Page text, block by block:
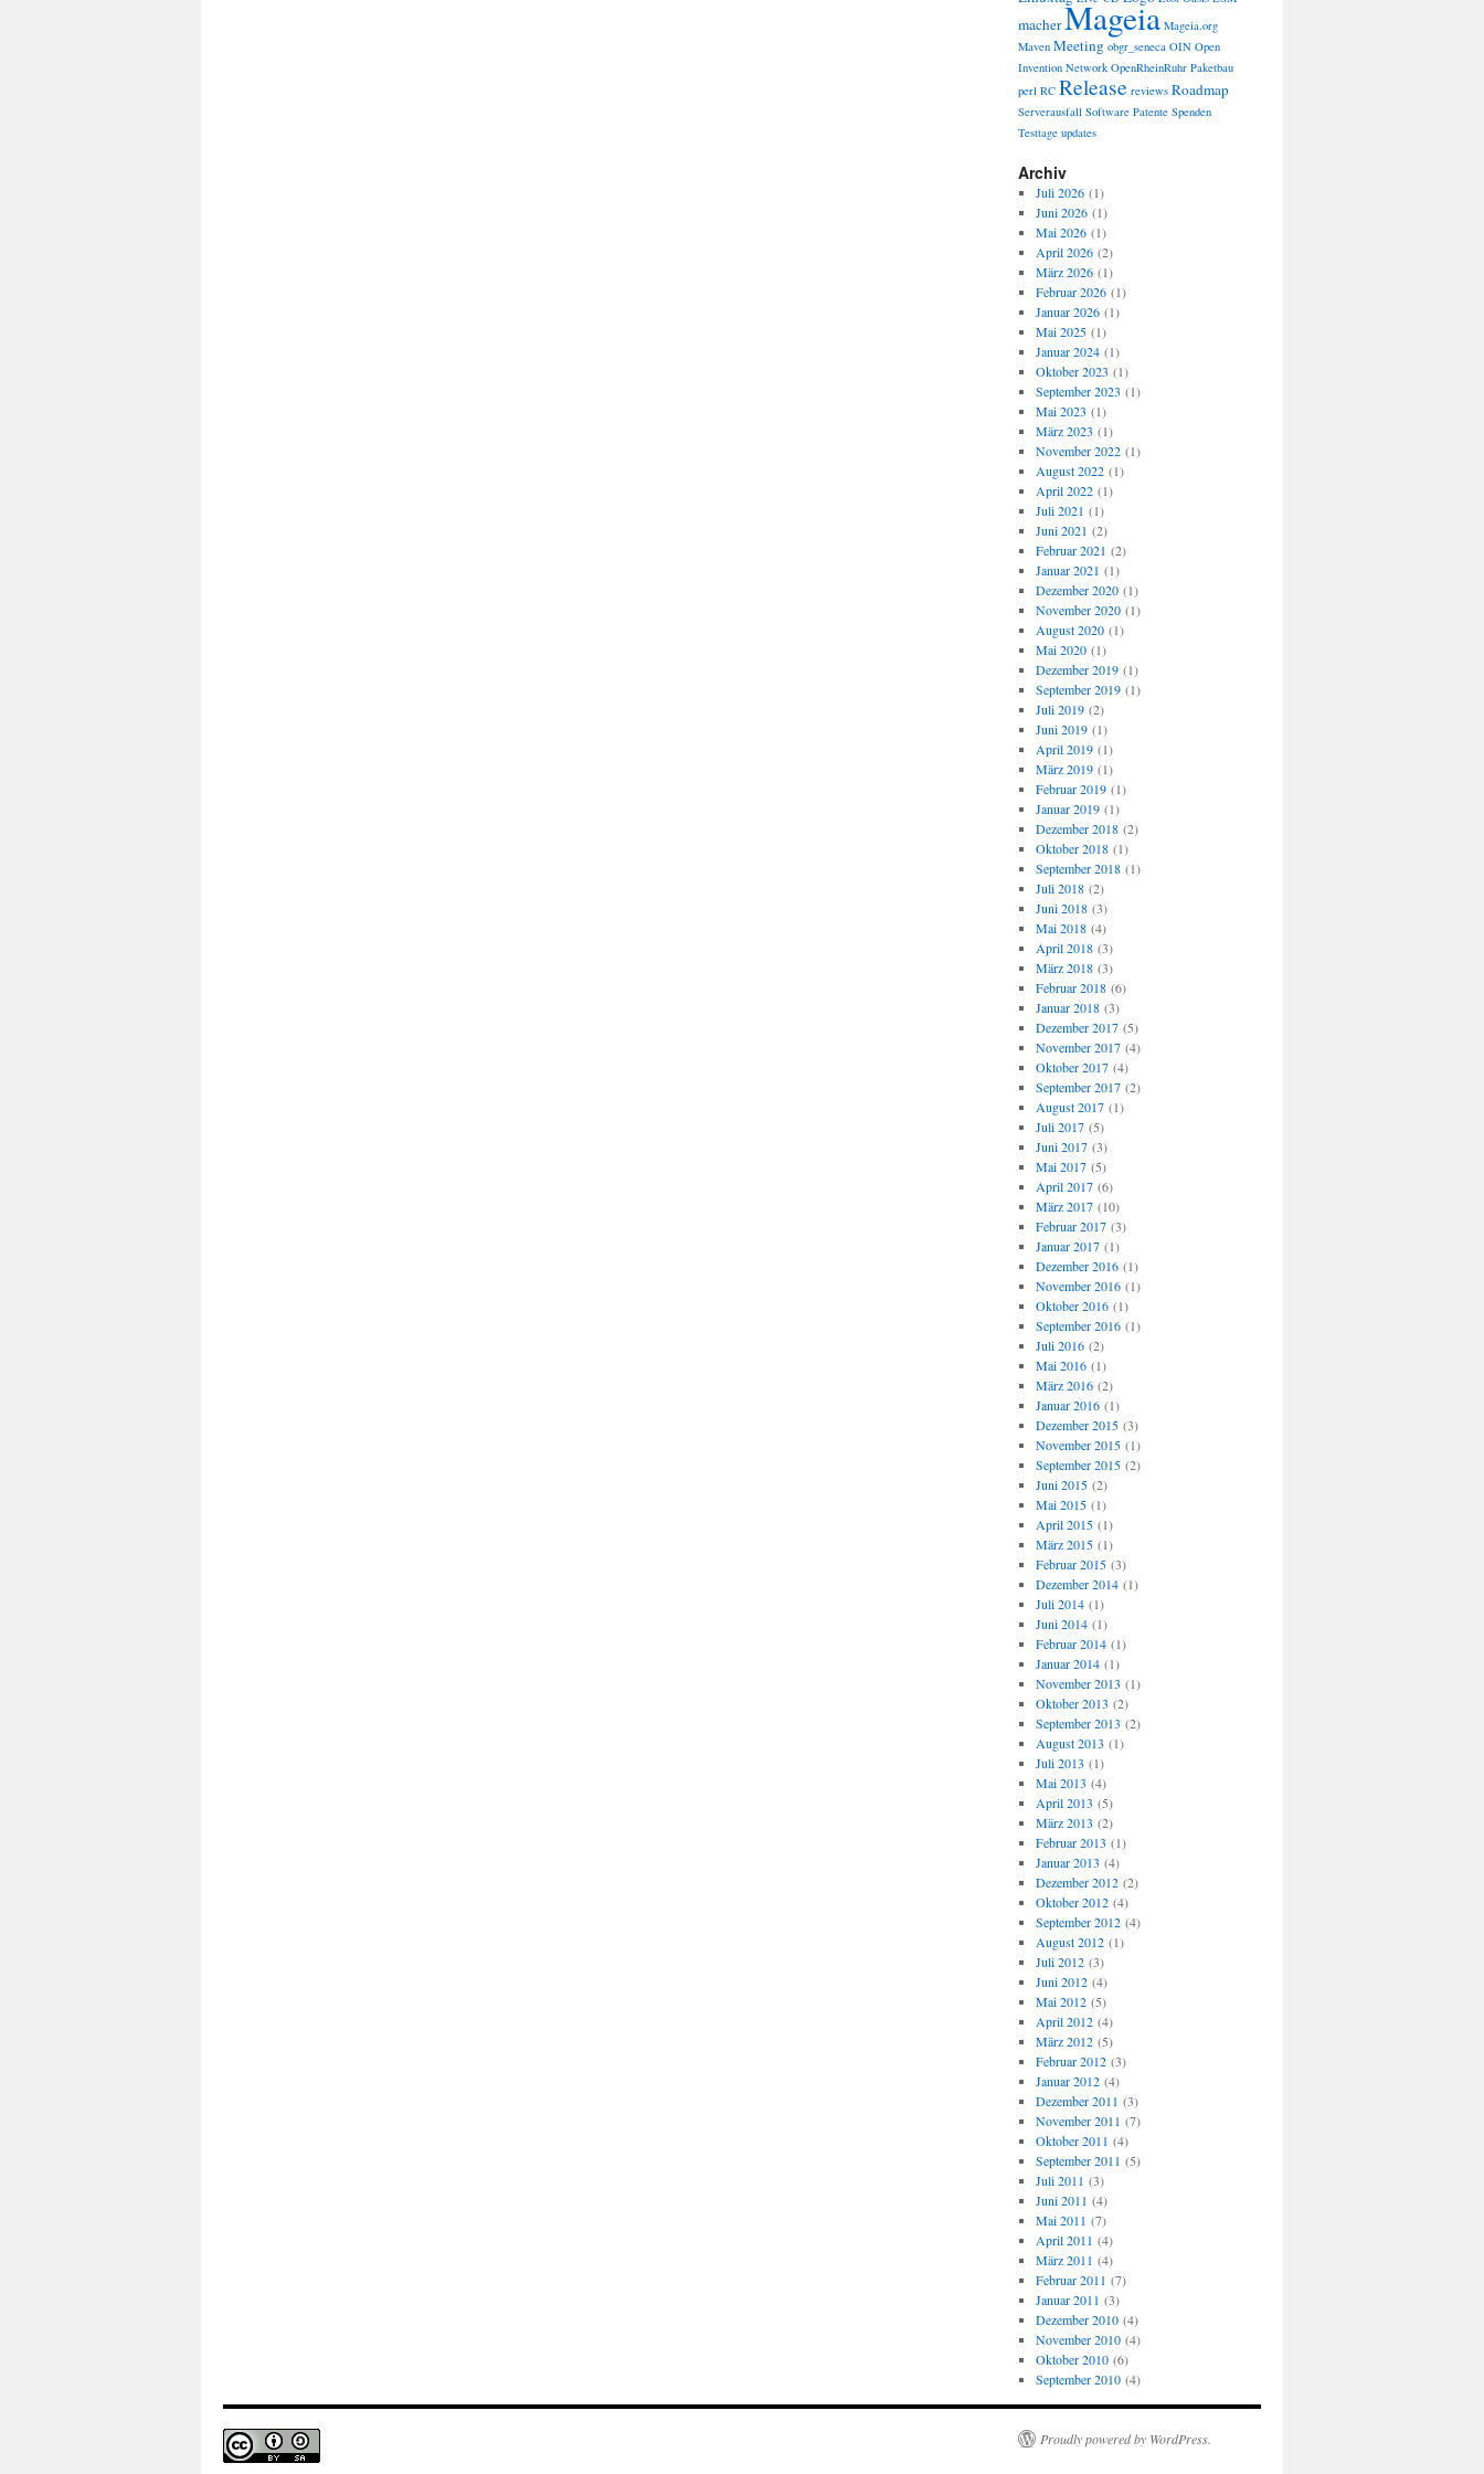
macherMageia Mageia.org
Maven Meeting obgr_seneca OIN Open
Invention Network OpenRheinRuhr Paketbau
perl RC Release reviews Roadmap
Serverausfall Software Patente Spenden
Testtage updates
Archiv
Juli 2026(1)
Juni 2026(1)
Mai 2026(1)
April 2026(2)
März 2026(1)
Februar 2026(1)
Januar 2026(1)
Mai 2025(1)
Januar 2024(1)
Oktober 2023 (1)
September 2023 (1)
Mai 2023 (1)
März 2023 (1)
November 2022(1)
August 2022(1)
April 2022(1)
Juli 2021 (1)
Juni 2021 (2)
Februar 2021 (2)
Januar 2021 (1)
Dezember 2020(1)
November 2020(1)
August 2020(1)
Mai 2020(1)
Dezember 2019(1)
September 2019(1)
Juli 2019(2)
Juni 2019(1)
April 2019(1)
März 2019(1)
Februar 2019(1)
Januar 2019(1)
Dezember 2018(2)
Oktober 2018(1)
September 2018(1)
Juli 2018(2)
Juni 2018(3)
Mai 2018(4)
April 2018(3)
März 2018(3)
Februar 2018(6)
Januar 2018(3)
Dezember 2017(5)
November 2017(4)
Oktober 2017(4)
September 2017(2)
August 2017(1)
Juli 2017(5)
Juni 2017(3)
Mai 2017(5)
April 2017(6)
März 2017(10)
Februar 2017(3)
Januar 2017(1)
Dezember 2016(1)
November 2016(1)
Oktober 2016(1)
September 2016(1)
Juli 2016(2)
Mai 2016(1)
März 2016(2)
Januar 2016(1)
Dezember 2015(3)
November 2015(1)
September 2015(2)
Juni 2015(2)
Mai 2015(1)
April 2015(1)
März 2015(1)
Februar 2015(3)
Dezember 2014(1)
Juli 2014(1)
Juni 2014(1)
Februar 2014(1)
Januar 2014(1)
November 2013 (1)
Oktober 2013 (2)
September 2013 (2)
August 2013 (1)
Juli 2013 (1)
Mai 2013 (4)
April 2013 (5)
März 2013 (2)
Februar 2013 (1)
Januar 2013 (4)
Dezember 2012(2)
Oktober 2012(4)
September 2012(4)
August 2012(1)
Juli 2012(3)
Juni 2012(4)
Mai 2012(5)
April 2012(4)
März 2012(5)
Februar 2012(3)
Januar 2012(4)
Dezember 2011 (3)
November 2011 (7)
Oktober 2011 (4)
September 2011 (5)
Juli 2011 (3)
Juni 2011 (4)
Mai 2011 (7)
April 2011 (4)
März 2011 (4)
Februar 2011 (7)
Januar 2011 (3)
Dezember 2010(4)
November 2010(4)
Oktober 2010(6)
September 2010(4)
Proudly powered by WordPress.